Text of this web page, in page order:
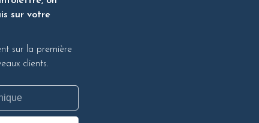
sur votre
sur la première
clients.